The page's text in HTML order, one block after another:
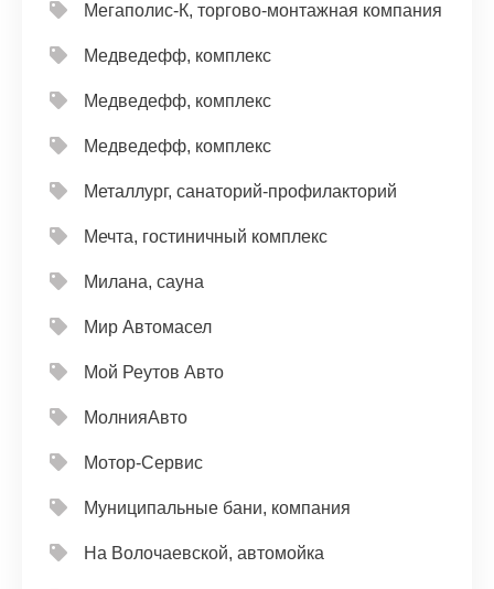
Мегаполис-К, торгово-монтажная компания
Медведефф, комплекс
Медведефф, комплекс
Медведефф, комплекс
Металлург, санаторий-профилакторий
Мечта, гостиничный комплекс
Милана, сауна
Мир Автомасел
Мой Реутов Авто
МолнияАвто
Мотор-Сервис
Муниципальные бани, компания
На Волочаевской, автомойка